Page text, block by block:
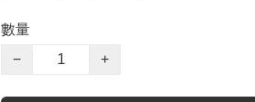
數量
−
+